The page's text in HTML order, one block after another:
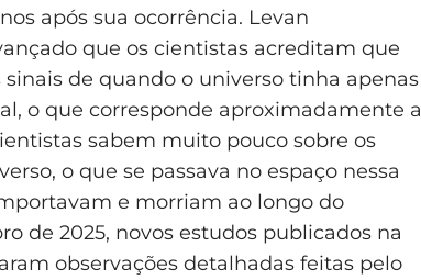
após sua ocorrência. Levan
que os cientistas acreditam que
de quando o universo tinha apenas
o que corresponde aproximadamente a
sabem muito pouco sobre os
o que se passava no espaço nessa
e morriam ao longo do
de 2025, novos estudos publicados na
observações detalhadas feitas pelo